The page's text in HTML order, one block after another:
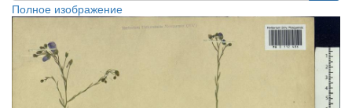
Полное изображение